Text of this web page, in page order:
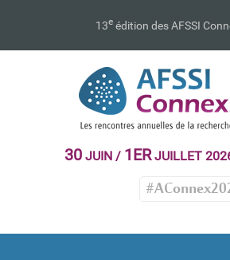
13e édition des AFSSI
30JUIN / 1ERJUILLET